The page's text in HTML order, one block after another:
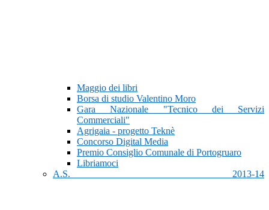
Maggio dei libri
Borsa di studio Valentino Moro
Gara Nazionale "Tecnico dei Servizi
Commerciali"
Agrigaia - progetto Teknè
Concorso Digital Media
Premio Consiglio Comunale di Portogruaro
Libriamoci
A.S. 2013-14